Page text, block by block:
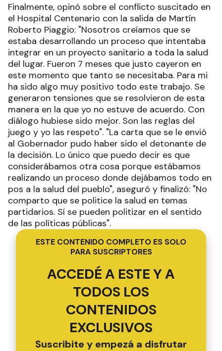
Finalmente, opinó sobre el conflicto suscitado en
el Hospital Centenario con la salida de Martín
Roberto Piaggio: "Nosotros creíamos que se
estaba desarrollando un proceso que intentaba
integrar en un proyecto sanitario a toda la salud
del lugar. Fueron 7 meses que justo cayeron en
este momento que tanto se necesitaba. Para mi
ha sido algo muy positivo todo este trabajo. Se
generaron tensiones que se resolvieron de esta
manera en la que yo no estuve de acuerdo. Con
diálogo hubiese sido mejor. Son las reglas del
juego y yo las respeto". "La carta que se le envió
al Gobernador pudo haber sido el detonante de
la decisión. Lo único que puedo decir es que
considerábamos otra cosa porque estábamos
realizando un proceso donde dejábamos todo en
pos a la salud del pueblo", aseguró y finalizó: "No
comparto que se politice la salud en temas
partidarios. Sí se pueden politizar en el sentido
de las políticas públicas".
ESTE CONTENIDO COMPLETO ES SOLO
PARA SUSCRIPTORES
ACCEDÉ A ESTE Y A
TODOS LOS
CONTENIDOS
EXCLUSIVOS
Suscribite y empezá a disfrutar